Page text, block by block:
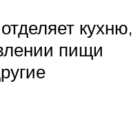
кухню,
пищи